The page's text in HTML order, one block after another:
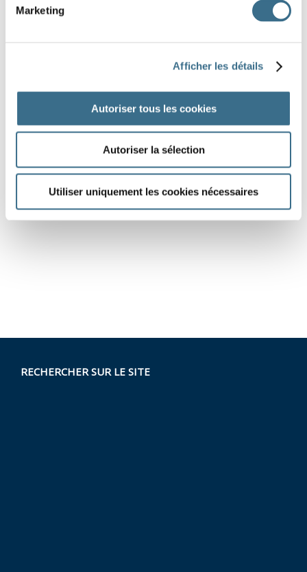
Marketing
Afficher les détails
Autoriser tous les cookies
Autoriser la sélection
Utiliser uniquement les cookies nécessaires
RECHERCHER SUR LE SITE